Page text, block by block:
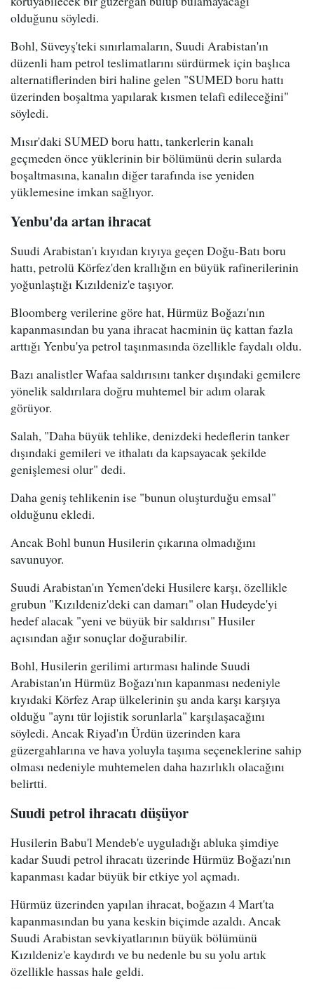
olduğunu söyledi.
Bohl, Süveyş'teki sınırlamaların, Suudi Arabistan'ın
düzenli ham petrol teslimatlarını sürdürmek için başlıca
alternatiflerinden biri haline gelen "SUMED boru hattı
üzerinden boşaltma yapılarak kısmen telafi edileceğini"
söyledi.
Mısır'daki SUMED boru hattı, tankerlerin kanalı
geçmeden önce yüklerinin bir bölümünü derin sularda
boşaltmasına, kanalın diğer tarafında ise yeniden
yüklemesine imkan sağlıyor.
Yenbu'da artan ihracat
Suudi Arabistan'ı kıyıdan kıyıya geçen Doğu-Batı boru
hattı, petrolü Körfez'den krallığın en büyük rafinerilerinin
yoğunlaştığı Kızıldeniz'e taşıyor.
Bloomberg verilerine göre hat, Hürmüz Boğazı'nın
kapanmasından bu yana ihracat hacminin üç kattan fazla
arttığı Yenbu'ya petrol taşınmasında özellikle faydalı oldu.
Bazı analistler Wafaa saldırısını tanker dışındaki gemilere
yönelik saldırılara doğru muhtemel bir adım olarak
görüyor.
Salah, "Daha büyük tehlike, denizdeki hedeflerin tanker
dışındaki gemileri ve ithalatı da kapsayacak şekilde
genişlemesi olur" dedi.
Daha geniş tehlikenin ise "bunun oluşturduğu emsal"
olduğunu ekledi.
Ancak Bohl bunun Husilerin çıkarına olmadığını
savunuyor.
Suudi Arabistan'ın Yemen'deki Husilere karşı, özellikle
grubun "Kızıldeniz'deki can damarı" olan Hudeyde'yi
hedef alacak "yeni ve büyük bir saldırısı" Husiler
açısından ağır sonuçlar doğurabilir.
Bohl, Husilerin gerilimi artırması halinde Suudi
Arabistan'ın Hürmüz Boğazı'nın kapanması nedeniyle
kıyıdaki Körfez Arap ülkelerinin şu anda karşı karşıya
olduğu "aynı tür lojistik sorunlarla" karşılaşacağını
söyledi. Ancak Riyad'ın Ürdün üzerinden kara
güzergahlarına ve hava yoluyla taşıma seçeneklerine sahip
olması nedeniyle muhtemelen daha hazırlıklı olacağını
belirtti.
Suudi petrol ihracatı düşüyor
Husilerin Babu'l Mendeb'e uyguladığı abluka şimdiye
kadar Suudi petrol ihracatı üzerinde Hürmüz Boğazı'nın
kapanması kadar büyük bir etkiye yol açmadı.
Hürmüz üzerinden yapılan ihracat, boğazın 4 Mart'ta
kapanmasından bu yana keskin biçimde azaldı. Ancak
Suudi Arabistan sevkiyatlarının büyük bölümünü
Kızıldeniz'e kaydırdı ve bu nedenle bu su yolu artık
özellikle hassas hale geldi.